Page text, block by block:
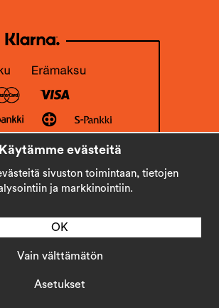
Käytämme evästeitä
sivuston toimintaan, tietojen
ja markkinointiin.
Asetukset
Vain välttämätön
OK